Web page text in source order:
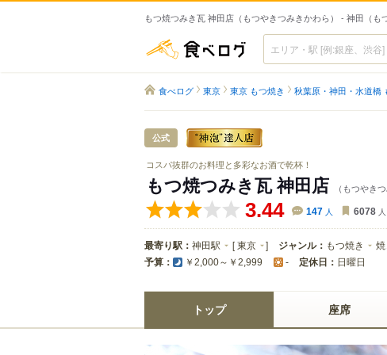
もつ焼つみき瓦 神田店（もつやきつみきかわら） - 神田（も
食べログ
食べログ 東京 東京 もつ焼き 秋葉原・神田・水道橋
公式
コスパ抜群のお料理と多彩なお酒で乾杯！
もつ焼つみき瓦 神田店 （もつやき
3.44 147 人 6078 人
最寄り駅： 神田駅 [東京 ] ジャンル： もつ焼き
予算： ￥2,000～￥2,999 - 定休日： 日曜日
トップ 座席